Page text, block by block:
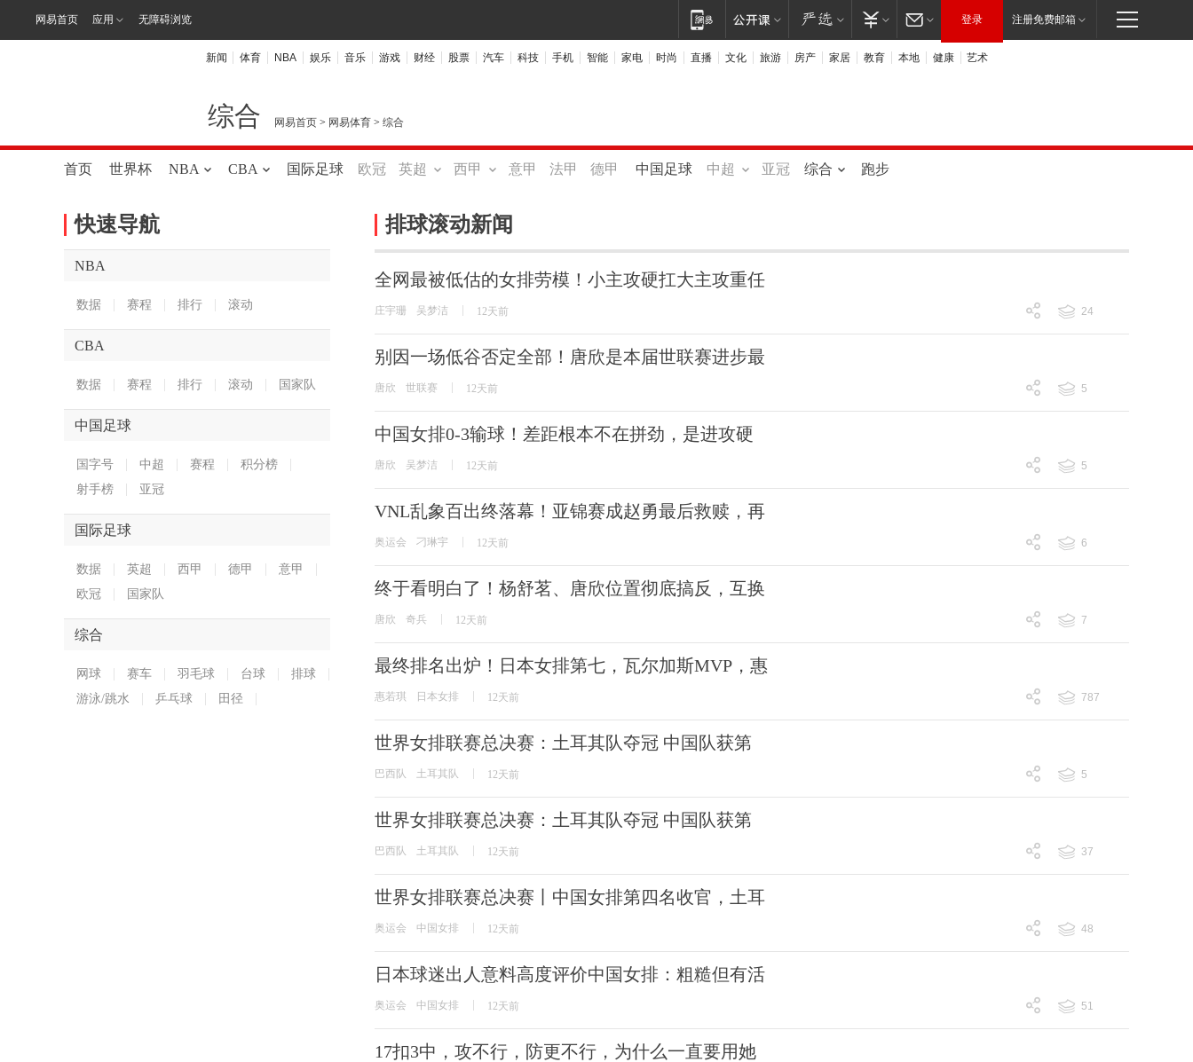
网易首页 应用 无障碍浏览 登录 注册免费邮箱
新闻 体育 NBA 娱乐 音乐 游戏 财经 股票 汽车 科技 手机 智能 家电 时尚 直播 文化 旅游 房产 家居 教育 本地 健康 艺术
综合 网易首页 > 网易体育 > 综合
首页 世界杯 NBA CBA 国际足球 欧冠 英超 西甲 意甲 法甲 德甲 中国足球 中超 亚冠 综合 跑步
快速导航
NBA
数据 赛程 排行 滚动
CBA
数据 赛程 排行 滚动 国家队
中国足球
国字号 中超 赛程
积分榜
射手榜
亚冠
国际足球
数据 英超 西甲 德甲
意甲
欧冠
国家队
综合
网球 赛车 羽毛球 台球
排球
游泳/跳水
乒乓球 田径
排球滚动新闻
全网最被低估的女排劳模！小主攻硬扛大主攻重任
庄宇珊 吴梦洁 12天前
24
别因一场低谷否定全部！唐欣是本届世联赛进步最
唐欣 世联赛 12天前
5
中国女排0-3输球！差距根本不在拼劲，是进攻硬
唐欣 吴梦洁 12天前
5
VNL乱象百出终落幕！亚锦赛成赵勇最后救赎，再
奥运会 刁琳宇 12天前
6
终于看明白了！杨舒茗、唐欣位置彻底搞反，互换
唐欣 奇兵 12天前
7
最终排名出炉！日本女排第七，瓦尔加斯MVP，惠
惠若琪 日本女排 12天前
787
世界女排联赛总决赛：土耳其队夺冠 中国队获第
巴西队 土耳其队 12天前
5
世界女排联赛总决赛：土耳其队夺冠 中国队获第
巴西队 土耳其队 12天前
37
世界女排联赛总决赛丨中国女排第四名收官，土耳
奥运会 中国女排 12天前
48
日本球迷出人意料高度评价中国女排：粗糙但有活
奥运会 中国女排 12天前
51
17扣3中，攻不行，防更不行，为什么一直要用她